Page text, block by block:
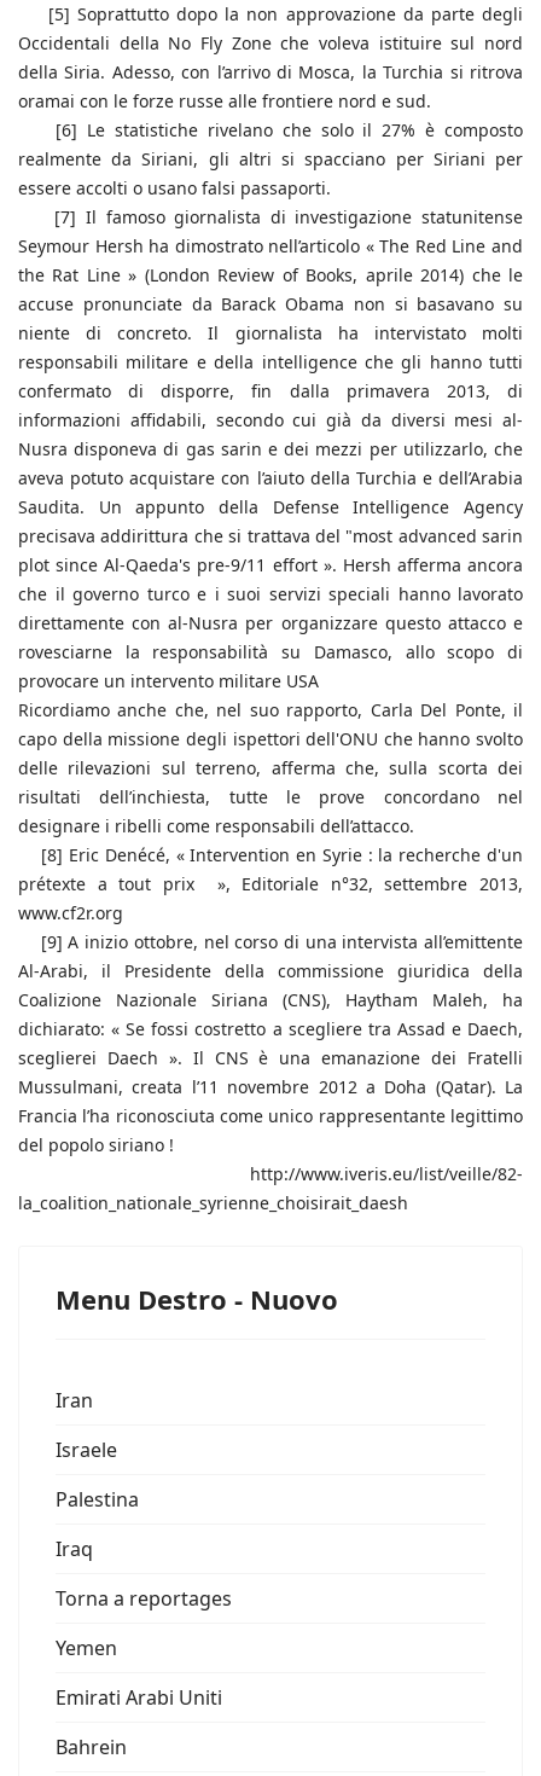
[5] Soprattutto dopo la non approvazione da parte degli
Occidentali della No Fly Zone che voleva istituire sul nord
della Siria. Adesso, con l’arrivo di Mosca, la Turchia si ritrova
oramai con le forze russe alle frontiere nord e sud.
[6] Le statistiche rivelano che solo il 27% è composto
realmente da Siriani, gli altri si spacciano per Siriani per
essere accolti o usano falsi passaporti.
[7] Il famoso giornalista di investigazione statunitense
Seymour Hersh ha dimostrato nell’articolo « The Red Line and
the Rat Line » (London Review of Books, aprile 2014) che le
accuse pronunciate da Barack Obama non si basavano su
niente di concreto. Il giornalista ha intervistato molti
responsabili militare e della intelligence che gli hanno tutti
confermato di disporre, fin dalla primavera 2013, di
informazioni affidabili, secondo cui già da diversi mesi al-
Nusra disponeva di gas sarin e dei mezzi per utilizzarlo, che
aveva potuto acquistare con l’aiuto della Turchia e dell’Arabia
Saudita. Un appunto della Defense Intelligence Agency
precisava addirittura che si trattava del "most advanced sarin
plot since Al-Qaeda's pre-9/11 effort ». Hersh afferma ancora
che il governo turco e i suoi servizi speciali hanno lavorato
direttamente con al-Nusra per organizzare questo attacco e
rovesciarne la responsabilità su Damasco, allo scopo di
provocare un intervento militare USA
Ricordiamo anche che, nel suo rapporto, Carla Del Ponte, il
capo della missione degli ispettori dell'ONU che hanno svolto
delle rilevazioni sul terreno, afferma che, sulla scorta dei
risultati dell’inchiesta, tutte le prove concordano nel
designare i ribelli come responsabili dell’attacco.
[8] Eric Denécé, « Intervention en Syrie : la recherche d'un
prétexte a tout prix », Editoriale n°32, settembre 2013,
www.cf2r.org
[9] A inizio ottobre, nel corso di una intervista all’emittente
Al-Arabi, il Presidente della commissione giuridica della
Coalizione Nazionale Siriana (CNS), Haytham Maleh, ha
dichiarato: « Se fossi costretto a scegliere tra Assad e Daech,
sceglierei Daech ». Il CNS è una emanazione dei Fratelli
Mussulmani, creata l’11 novembre 2012 a Doha (Qatar). La
Francia l’ha riconosciuta come unico rappresentante legittimo
del popolo siriano !
http://www.iveris.eu/list/veille/82-
la_coalition_nationale_syrienne_choisirait_daesh
Menu Destro - Nuovo
Iran
Israele
Palestina
Iraq
Torna a reportages
Yemen
Emirati Arabi Uniti
Bahrein